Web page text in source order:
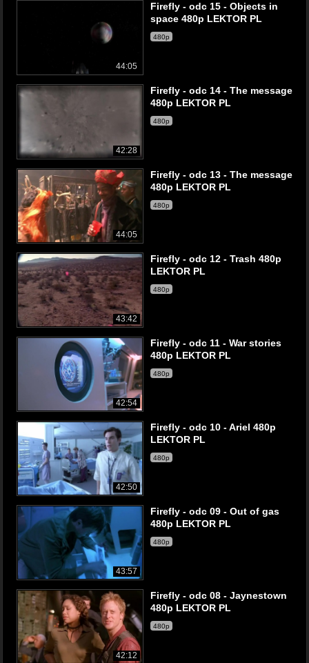
44:05
Firefly - odc 15 - Objects in
space 480p LEKTOR PL
480p
42:28
Firefly - odc 14 - The message
480p LEKTOR PL
480p
44:05
Firefly - odc 13 - The message
480p LEKTOR PL
480p
43:42
Firefly - odc 12 - Trash 480p
LEKTOR PL
480p
42:54
Firefly - odc 11 - War stories
480p LEKTOR PL
480p
42:50
Firefly - odc 10 - Ariel 480p
LEKTOR PL
480p
43:57
Firefly - odc 09 - Out of gas
480p LEKTOR PL
480p
42:12
Firefly - odc 08 - Jaynestown
480p LEKTOR PL
480p